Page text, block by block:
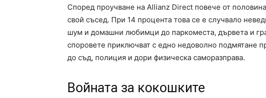
Според проучване на Allianz Direct повече от
свой съсед. При 14 процента това се е случвало
шум и домашни любимци до паркоместа, дървета и
споровете приключват с едно недоволно подмятане
до съд, полиция и дори физическа саморазправа.
Войната за кокошките